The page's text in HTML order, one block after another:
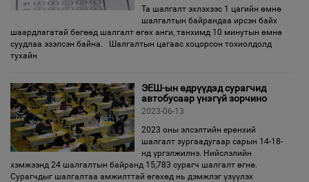
Та шалгалт эхлэхээс 1 цагийн өмнө
шалгалтын байрандаа ирсэн байх
шаардлагатай бөгөөд шалгалт өгөх анги, танхимд 10 минутын өмнө
суудлаа эзэлсэн байна. Шалгалтын цагаас хоцорсон тохиолдолд
тухайн
ЭЕШ-ын өдрүүдэд сурагчид
автобусаар үнэгүй зорчино
2023-06-13
2023 оны элсэлтийн ерөнхий
шалгалт зургаадугаар сарын 14-18-
нд үргэлжилнэ. Нийслэлийн
хэмжээнд 24 шалгалтын байранд 15,783 сурагч шалгалт өгнө.
Сурагчдыг шалгалтаа амжилттай өгөхөд нь дэмжлэг үзүүлэх